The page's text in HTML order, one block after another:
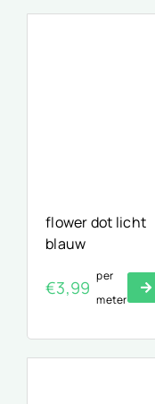
flower dot licht
blauw
€3,99
per
meter